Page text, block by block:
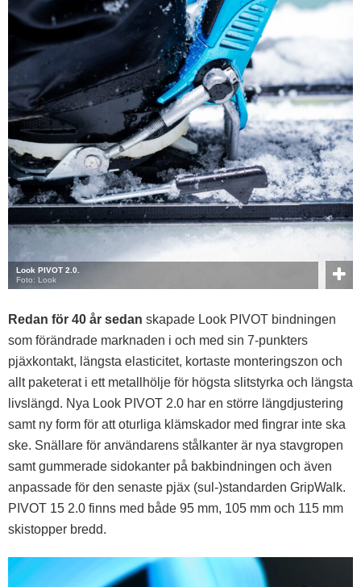
Look PIVOT 2.0.
Foto: Look
Redan för 40 år sedan skapade Look PIVOT bindningen
som förändrade marknaden i och med sin 7-punkters
pjäxkontakt, längsta elasticitet, kortaste monteringszon och
allt paketerat i ett metallhölje för högsta slitstyrka och längsta
livslängd. Nya Look PIVOT 2.0 har en större längdjustering
samt ny form för att oturliga klämskador med fingrar inte ska
ske. Snällare för användarens stålkanter är nya stavgropen
samt gummerade sidokanter på bakbindningen och även
anpassade för den senaste pjäx (sul-)standarden GripWalk.
PIVOT 15 2.0 finns med både 95 mm, 105 mm och 115 mm
skistopper bredd.